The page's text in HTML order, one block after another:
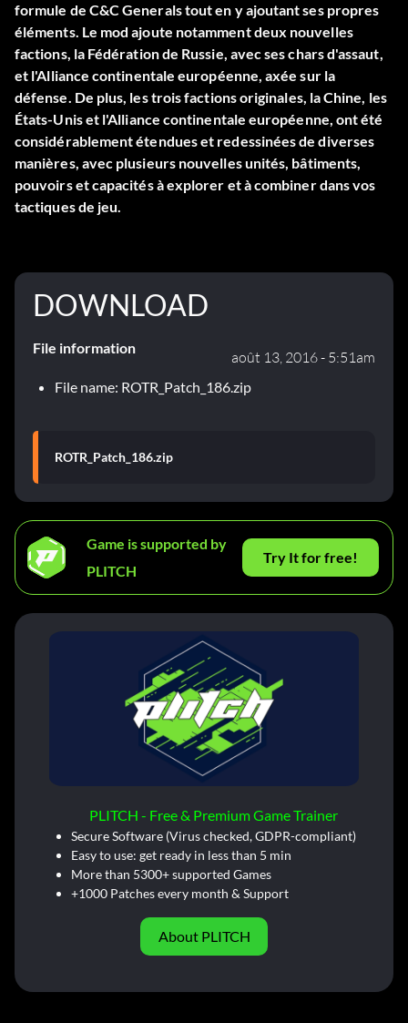
formule de C&C Generals tout en y ajoutant ses propres
éléments. Le mod ajoute notamment deux nouvelles
factions, la Fédération de Russie, avec ses chars d'assaut,
et l'Alliance continentale européenne, axée sur la
défense. De plus, les trois factions originales, la Chine, les
États-Unis et l'Alliance continentale européenne, ont été
considérablement étendues et redessinées de diverses
manières, avec plusieurs nouvelles unités, bâtiments,
pouvoirs et capacités à explorer et à combiner dans vos
tactiques de jeu.
DOWNLOAD
File information
août 13, 2016 - 5:51am
File name: ROTR_Patch_186.zip
ROTR_Patch_186.zip
Game is supported by
PLITCH
Try It for free!
PLITCH - Free & Premium Game Trainer
Secure Software (Virus checked, GDPR-compliant)
Easy to use: get ready in less than 5 min
More than 5300+ supported Games
+1000 Patches every month & Support
About PLITCH